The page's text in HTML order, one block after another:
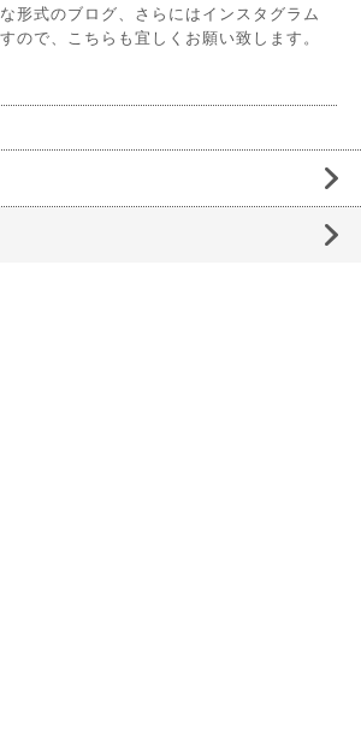
形式のブログ、さらにはインスタグラム
ので、こちらも宜しくお願い致します。